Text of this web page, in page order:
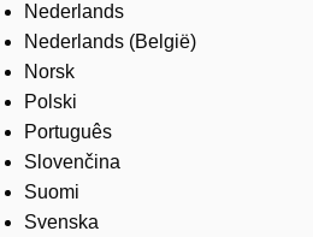
Nederlands
Nederlands (België)
Norsk
Polski
Português
Slovenčina
Suomi
Svenska